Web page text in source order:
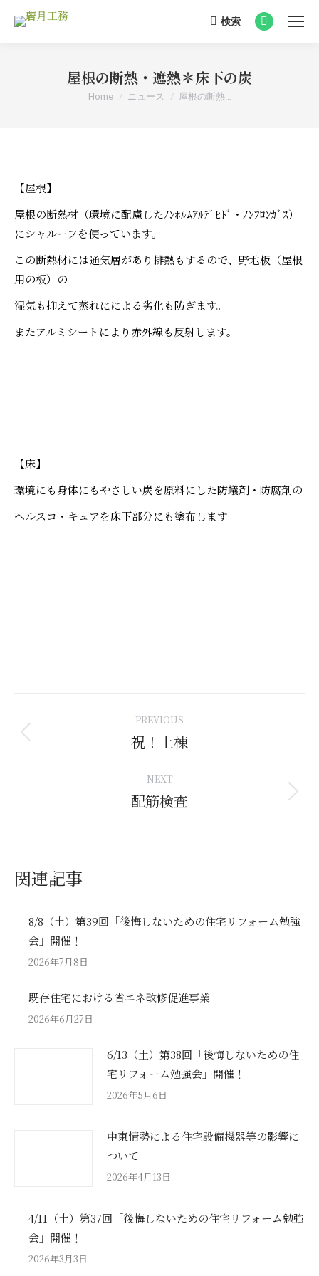
Search:
検索
Facebook
屋根の断熱・遮熱＊床下の炭
You are here:
Home ニュース 屋根の断熱…
【屋根】
屋根の断熱材（環境に配慮したﾉﾝﾎﾙﾑｱﾙﾃﾞﾋﾄﾞ・ﾉﾝﾌﾛﾝｶﾞｽ）
にシャルーフを使っています。
この断熱材には通気層があり排熱もするので、野地板（屋根
用の板）の
湿気も抑えて蒸れにによる劣化も防ぎます。
またアルミシートにより赤外線も反射します。
【床】
環境にも身体にもやさしい炭を原料にした防蟻剤・防腐剤の
ヘルスコ・キュアを床下部分にも塗布します
navigation
PREVIOUS
Previous
祝！上棟
NEXT
Next
配筋検査
関連記事
8/8（土）第39回「後悔しないための住宅リフォーム勉強
会」開催！
2026年7月8日
既存住宅における省エネ改修促進事業
2026年6月27日
6/13（土）第38回「後悔しないための住
宅リフォーム勉強会」開催！
2026年5月6日
中東情勢による住宅設備機器等の影響に
ついて
2026年4月13日
4/11（土）第37回「後悔しないための住宅リフォーム勉強
会」開催！
2026年3月3日